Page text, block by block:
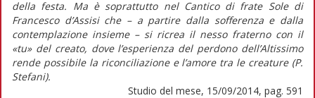
della festa. Ma è soprattutto nel Cantico di frate Sole di
Francesco d’Assisi che – a partire dalla sofferenza e dalla
contemplazione insieme – si ricrea il nesso fraterno con il
«tu» del creato, dove l’esperienza del perdono dell’Altissimo
rende possibile la riconciliazione e l’amore tra le creature (P.
Stefani).
Studio del mese, 15/09/2014, pag. 591